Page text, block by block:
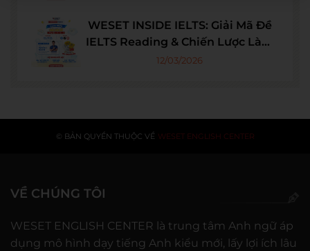
WESET INSIDE IELTS: Giải Mã Đề
IELTS Reading & Chiến Lược Làm
Bài Hiệu Quả
12/03/2026
© BẢN QUYỀN THUỘC VỀ WESET ENGLISH CENTER
VỀ CHÚNG TÔI
WESET ENGLISH CENTER là trung tâm Anh ngữ áp
dụng mô hình dạy tiếng Anh kiểu mới, lấy lợi ích lâu